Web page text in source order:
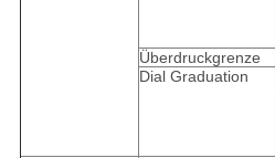
Überdruckgrenze
Dial Graduation